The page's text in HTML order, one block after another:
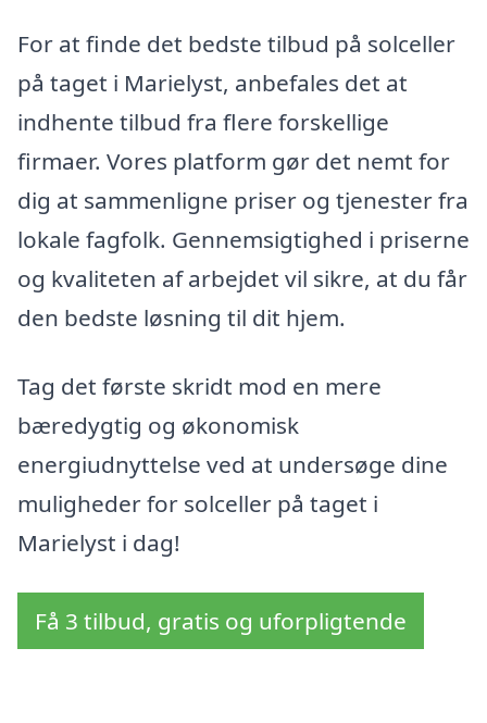
For at finde det bedste tilbud på solceller
på taget i Marielyst, anbefales det at
indhente tilbud fra flere forskellige
firmaer. Vores platform gør det nemt for
dig at sammenligne priser og tjenester fra
lokale fagfolk. Gennemsigtighed i priserne
og kvaliteten af arbejdet vil sikre, at du får
den bedste løsning til dit hjem.
Tag det første skridt mod en mere
bæredygtig og økonomisk
energiudnyttelse ved at undersøge dine
muligheder for solceller på taget i
Marielyst i dag!
Få 3 tilbud, gratis og uforpligtende